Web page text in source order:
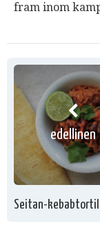
fram inom
edellinen
Seitan-